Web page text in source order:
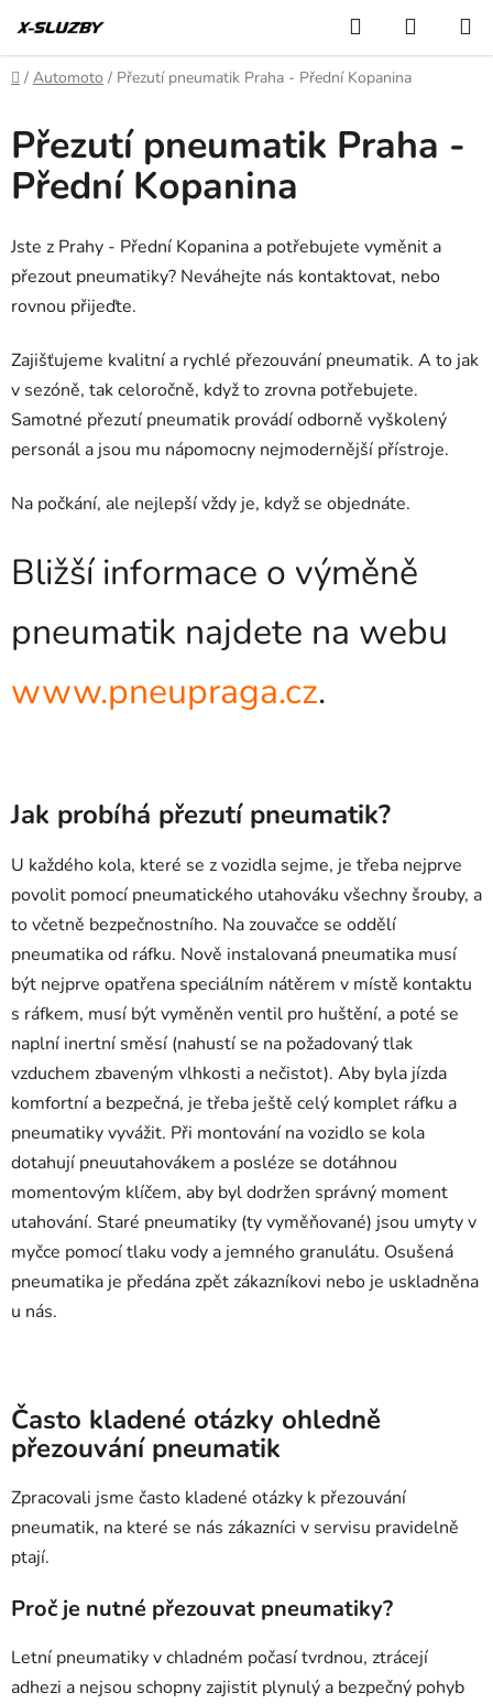
na
obsah
Hledat
KOŠÍK
Domů
/ Automoto / Přezutí pneumatik Praha - Přední Kopanina
Přezutí pneumatik Praha -
Přední Kopanina
Jste z Prahy - Přední Kopanina a potřebujete vyměnit a
přezout pneumatiky? Neváhejte nás kontaktovat, nebo
rovnou přijeďte.
Zajišťujeme kvalitní a rychlé přezouvání pneumatik. A to jak
v sezóně, tak celoročně, když to zrovna potřebujete.
Samotné přezutí pneumatik provádí odborně vyškolený
personál a jsou mu nápomocny nejmodernější přístroje.
Na počkání, ale nejlepší vždy je, když se objednáte.
Bližší informace o výměně
pneumatik najdete na webu
www.pneupraga.cz.
Jak probíhá přezutí pneumatik?
U každého kola, které se z vozidla sejme, je třeba nejprve
povolit pomocí pneumatického utahováku všechny šrouby, a
to včetně bezpečnostního. Na zouvačce se oddělí
pneumatika od ráfku. Nově instalovaná pneumatika musí
být nejprve opatřena speciálním nátěrem v místě kontaktu
s ráfkem, musí být vyměněn ventil pro huštění, a poté se
naplní inertní směsí (nahustí se na požadovaný tlak
vzduchem zbaveným vlhkosti a nečistot). Aby byla jízda
komfortní a bezpečná, je třeba ještě celý komplet ráfku a
pneumatiky vyvážit. Při montování na vozidlo se kola
dotahují pneuutahovákem a posléze se dotáhnou
momentovým klíčem, aby byl dodržen správný moment
utahování. Staré pneumatiky (ty vyměňované) jsou umyty v
myčce pomocí tlaku vody a jemného granulátu. Osušená
pneumatika je předána zpět zákazníkovi nebo je uskladněna
u nás.
Často kladené otázky ohledně
přezouvání pneumatik
Zpracovali jsme často kladené otázky k přezouvání
pneumatik, na které se nás zákazníci v servisu pravidelně
ptají.
Proč je nutné přezouvat pneumatiky?
Letní pneumatiky v chladném počasí tvrdnou, ztrácejí
adhezi a nejsou schopny zajistit plynulý a bezpečný pohyb